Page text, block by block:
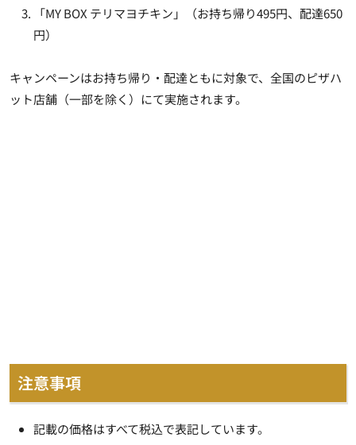
「MY BOX テリマヨチキン」（お持ち帰り495円、配達650
円）
キャンペーンはお持ち帰り・配達ともに対象で、全国のピザハ
ット店舗（一部を除く）にて実施されます。
注意事項
記載の価格はすべて税込で表記しています。